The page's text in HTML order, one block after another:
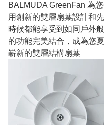
BALMUDA GreenFan 為
用創新的雙層扇葉設計和
時候都能享受到如同戶外
的功能完美結合，成為您
嶄新的雙層結構扇葉